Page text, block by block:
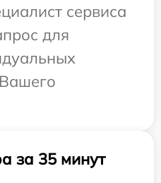
сервиса
для
за 35 минут